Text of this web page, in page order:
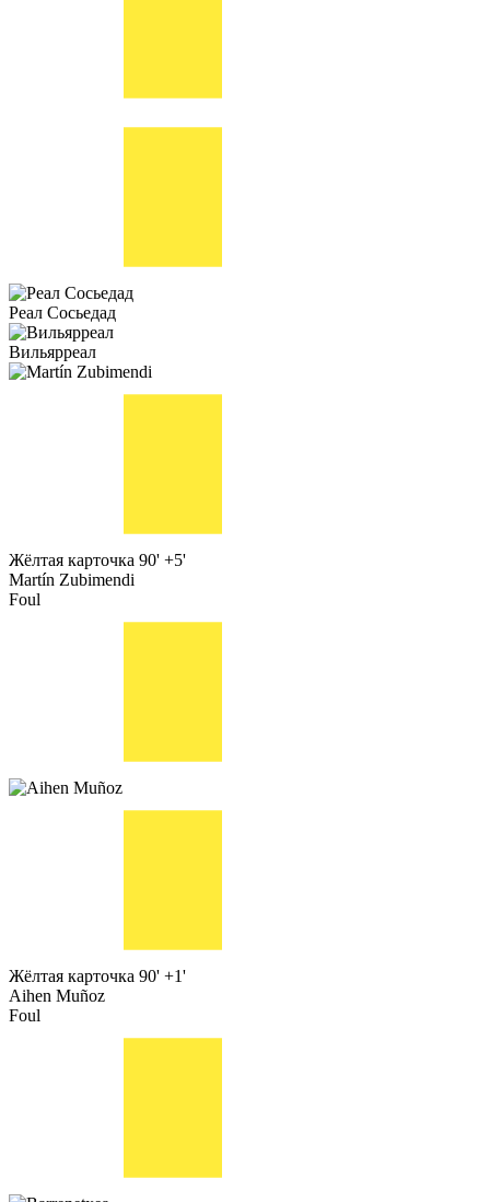
Реал Сосьедад
Вильярреал
Жёлтая карточка 90' +5'
Martín Zubimendi
Foul
Жёлтая карточка 90' +1'
Aihen Muñoz
Foul